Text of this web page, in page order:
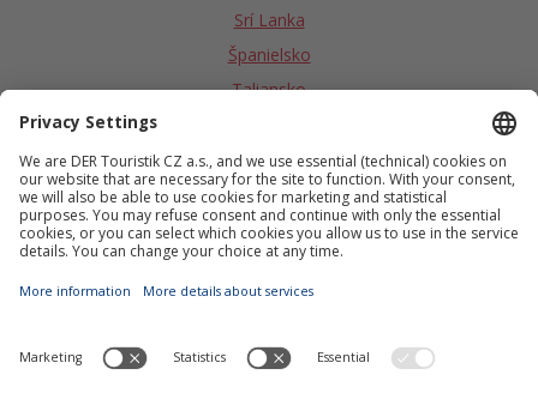
Srí Lanka
Španielsko
Taliansko
Tunisko
Turecko
USA
Velká Británia/Škótsko
Vietnam